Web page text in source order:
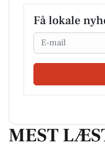
Få lokale
Email
MEST